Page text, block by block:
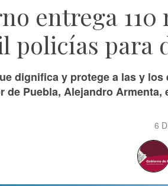
entrega
policías para
dignifica y protege a las y
de Puebla, Alejandro
6